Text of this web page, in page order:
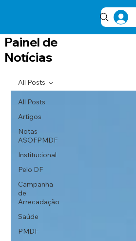
Painel de
Notícias
All Posts
Artigos
Notas
ASOFPMDF
Institucional
Pelo DF
Campanha
de
Arrecadação
Saúde
PMDF
All Posts